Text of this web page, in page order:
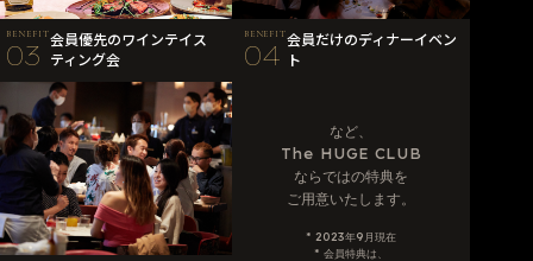
BENEFIT
03 会員優先のワインテイス
ティング会
BENEFIT
04 会員だけのディナーイベン
ト
など、
The HUGE CLUB
ならではの特典を
ご用意いたします。
* 2023年9月現在
* 会員特典は、